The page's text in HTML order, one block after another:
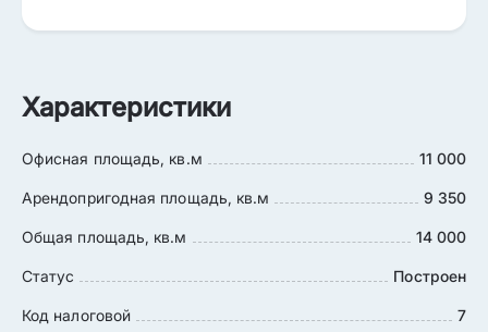
Характеристики
Офисная площадь, кв.м 11 000
Арендопригодная площадь, кв.м 9 350
Общая площадь, кв.м 14 000
Статус Построен
Код налоговой 7